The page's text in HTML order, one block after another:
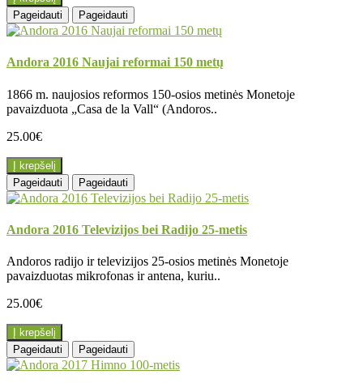
Pageidauti
Pageidauti
Andora 2016 Naujai reformai 150 metų
1866 m. naujosios reformos 150-osios metinės Monetoje
pavaizduota „Casa de la Vall“ (Andoros..
25.00€
Į krepšelį
Pageidauti
Pageidauti
Andora 2016 Televizijos bei Radijo 25-metis
Andoros radijo ir televizijos 25-osios metinės Monetoje
pavaizduotas mikrofonas ir antena, kuriu..
25.00€
Į krepšelį
Pageidauti
Pageidauti